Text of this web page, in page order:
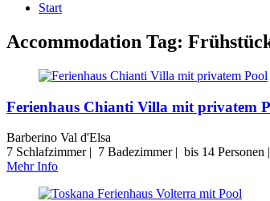
Start
Accommodation Tag:
Ferienhaus Chianti Villa mit privatem
Barberino Val d'Elsa
7 Schlafzimmer | 7 Badezimmer | bis 14
Mehr Info